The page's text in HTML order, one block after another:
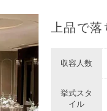
上品で
収容人数
挙式スタ
イル